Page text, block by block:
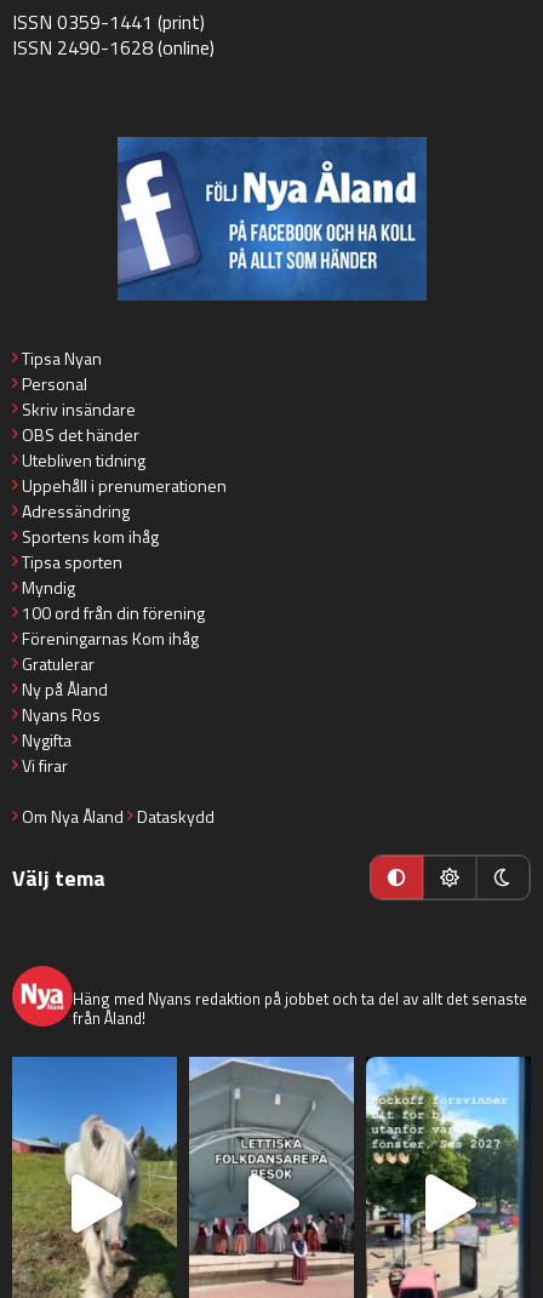
ISSN 0359-1441 (print)
ISSN 2490-1628 (online)
Tipsa Nyan
Personal
Skriv insändare
OBS det händer
Utebliven tidning
Uppehåll i prenumerationen
Adressändring
Sportens kom ihåg
Tipsa sporten
Myndig
100 ord från din förening
Föreningarnas Kom ihåg
Gratulerar
Ny på Åland
Nyans Ros
Nygifta
Vi firar
Om Nya Åland Dataskydd
Välj tema
Häng med Nyans redaktion på jobbet och ta del av allt det senaste
från Åland!